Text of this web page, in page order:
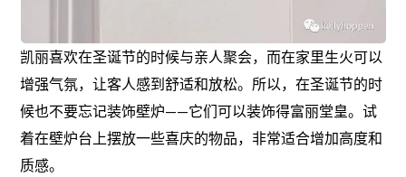
凯丽喜欢在圣诞节的时候与亲人聚会，而在家里生火可以
增强气氛，让客人感到舒适和放松。所以，在圣诞节的时
候也不要忘记装饰壁炉——它们可以装饰得富丽堂皇。试
着在壁炉台上摆放一些喜庆的物品，非常适合增加高度和
质感。